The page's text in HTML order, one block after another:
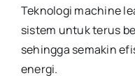
Teknologi machine
sistem untuk terus
sehingga semakin
energi.